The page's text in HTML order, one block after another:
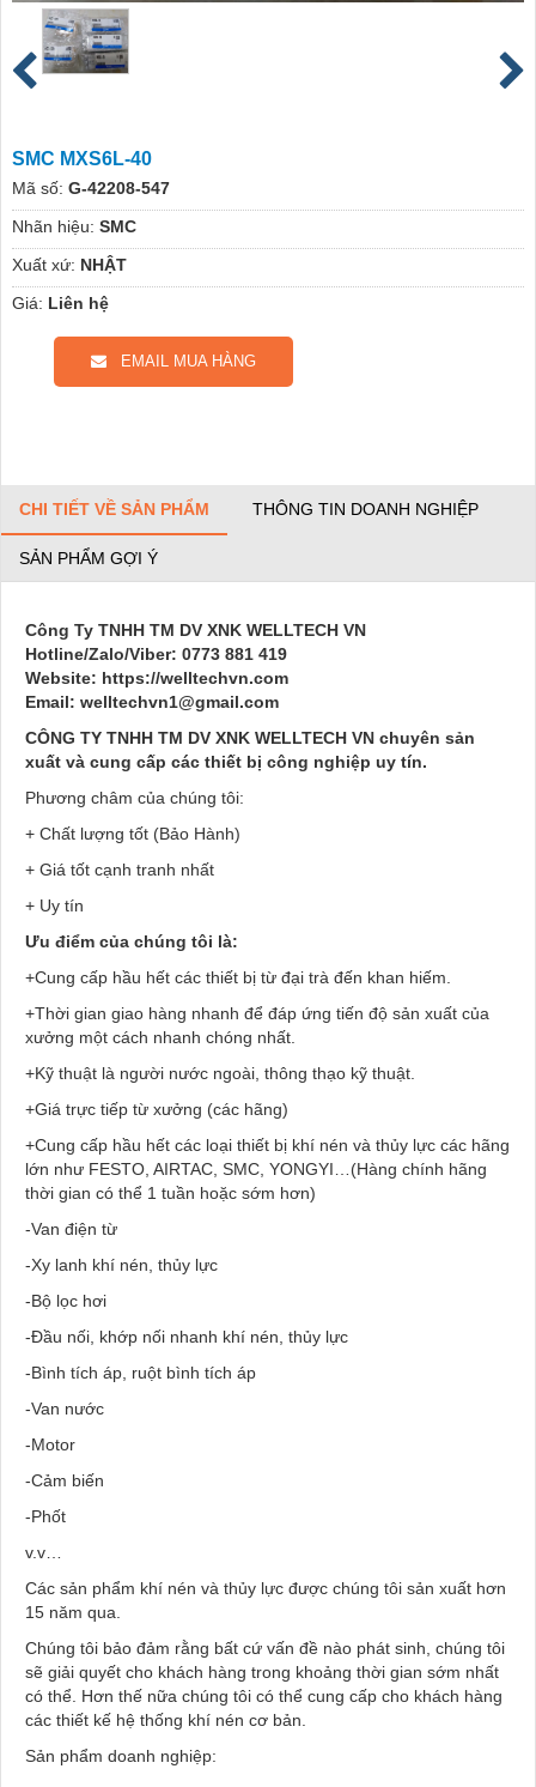
SMC MXS6L-40
Mã số: G-42208-547
Nhãn hiệu: SMC
Xuất xứ: NHẬT
Giá: Liên hệ
EMAIL MUA HÀNG
CHI TIẾT VỀ SẢN PHẨM THÔNG TIN DOANH NGHIỆP
SẢN PHẨM GỢI Ý
Công Ty TNHH TM DV XNK WELLTECH VN
Hotline/Zalo/Viber: 0773 881 419
Website: https://welltechvn.com
Email: welltechvn1@gmail.com
CÔNG TY TNHH TM DV XNK WELLTECH VN chuyên sản
xuất và cung cấp các thiết bị công nghiệp uy tín.
Phương châm của chúng tôi:
+ Chất lượng tốt (Bảo Hành)
+ Giá tốt cạnh tranh nhất
+ Uy tín
Ưu điểm của chúng tôi là:
+Cung cấp hầu hết các thiết bị từ đại trà đến khan hiếm.
+Thời gian giao hàng nhanh để đáp ứng tiến độ sản xuất của
xưởng một cách nhanh chóng nhất.
+Kỹ thuật là người nước ngoài, thông thạo kỹ thuật.
+Giá trực tiếp từ xưởng (các hãng)
+Cung cấp hầu hết các loại thiết bị khí nén và thủy lực các hãng
lớn như FESTO, AIRTAC, SMC, YONGYI…(Hàng chính hãng
thời gian có thể 1 tuần hoặc sớm hơn)
-Van điện từ
-Xy lanh khí nén, thủy lực
-Bộ lọc hơi
-Đầu nối, khớp nối nhanh khí nén, thủy lực
-Bình tích áp, ruột bình tích áp
-Van nước
-Motor
-Cảm biến
-Phốt
v.v…
Các sản phẩm khí nén và thủy lực được chúng tôi sản xuất hơn
15 năm qua.
Chúng tôi bảo đảm rằng bất cứ vấn đề nào phát sinh, chúng tôi
sẽ giải quyết cho khách hàng trong khoảng thời gian sớm nhất
có thể. Hơn thế nữa chúng tôi có thể cung cấp cho khách hàng
các thiết kế hệ thống khí nén cơ bản.
Sản phẩm doanh nghiệp: